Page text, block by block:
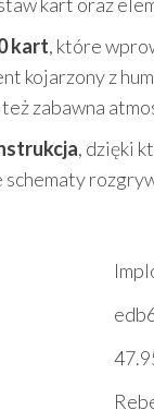
kart oraz
kart, które
kojarzony z
zabawna
, dzięki